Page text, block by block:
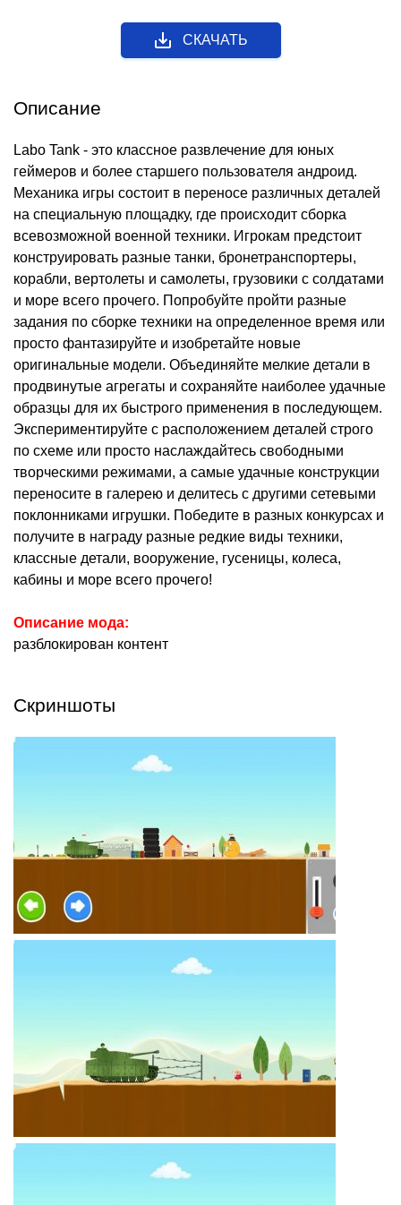
СКАЧАТЬ
Описание
Labo Tank - это классное развлечение для юных
геймеров и более старшего пользователя андроид.
Механика игры состоит в переносе различных деталей
на специальную площадку, где происходит сборка
всевозможной военной техники. Игрокам предстоит
конструировать разные танки, бронетранспортеры,
корабли, вертолеты и самолеты, грузовики с солдатами
и море всего прочего. Попробуйте пройти разные
задания по сборке техники на определенное время или
просто фантазируйте и изобретайте новые
оригинальные модели. Объединяйте мелкие детали в
продвинутые агрегаты и сохраняйте наиболее удачные
образцы для их быстрого применения в последующем.
Экспериментируйте с расположением деталей строго
по схеме или просто наслаждайтесь свободными
творческими режимами, а самые удачные конструкции
переносите в галерею и делитесь с другими сетевыми
поклонниками игрушки. Победите в разных конкурсах и
получите в награду разные редкие виды техники,
классные детали, вооружение, гусеницы, колеса,
кабины и море всего прочего!
Описание мода:
разблокирован контент
Скриншоты